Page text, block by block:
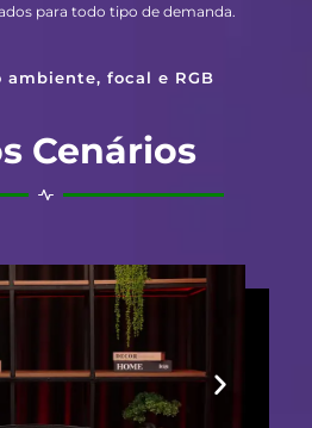
para todo tipo de demanda.
ambiente, focal e RGB
Cenários